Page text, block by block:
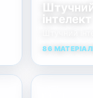
Штучний
інтелект
86